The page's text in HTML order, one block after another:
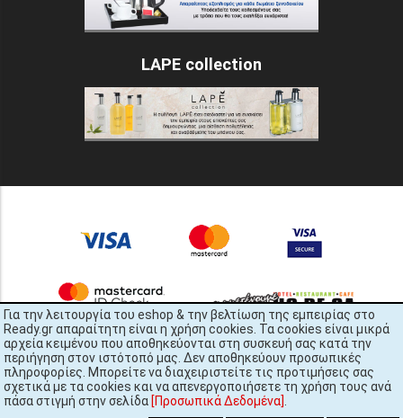
Για την λειτουργία του eshop & την βελτίωση της εμπειρίας στο
Ready.gr απαραίτητη είναι η χρήση cookies. Τα cookies είναι μικρά
αρχεία κειμένου που αποθηκεύονται στη συσκευή σας κατά την
περιήγηση στον ιστότοπό μας. Δεν αποθηκεύουν προσωπικές
πληροφορίες. Μπορείτε να διαχειριστείτε τις προτιμήσεις σας
σχετικά με τα cookies και να απενεργοποιήσετε τη χρήση τους ανά
πάσα στιγμή στην σελίδα [Προσωπικά Δεδομένα]
LAPE collection
READY.gr © 2022 | All Rights Reserved